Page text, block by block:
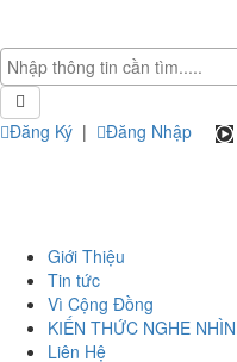
Đăng Ký | Đăng Nhập
Giới Thiệu
Tin tức
Vì Cộng Đồng
KIẾN THỨC NGHE NHÌN
Liên Hệ